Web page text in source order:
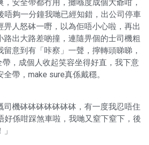
安全帶都冇用，攤喺度成個大爺咁，
唔夠一分鐘我哋已經知錯，出公司停車
畀人怒砵一嘢，以為佢唔小心啦，再出
路出大路差啲撞，連隨畀個的士司機粗
意到有「咔察」一聲，擰轉頭睇睇，
帶，成個人收起笑容坐得好直，我下意
帶，make sure真係戴穩。
司機砵砵砵砵砵砵砵，有一度我忍唔住
好係咁踩煞車啦，我哋又窒下窒下，後